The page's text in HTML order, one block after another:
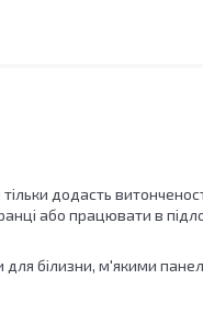
додасть
або працювати в
білизни, м'якими